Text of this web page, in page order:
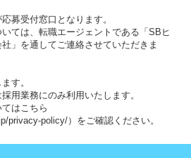
募受付窓口となります。
ては、転職エージェントである「SBヒ
」を通してご連絡させていただきま
す。
用業務にのみ利用いたします。
はこちら
privacy-policy/）をご確認ください。